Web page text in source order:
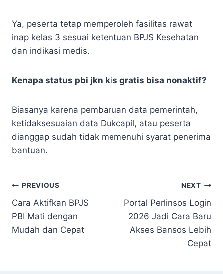
Ya, peserta tetap memperoleh fasilitas rawat
inap kelas 3 sesuai ketentuan BPJS Kesehatan
dan indikasi medis.
Kenapa status pbi jkn kis gratis bisa nonaktif?
Biasanya karena pembaruan data pemerintah,
ketidaksesuaian data Dukcapil, atau peserta
dianggap sudah tidak memenuhi syarat penerima
bantuan.
Navigasi
pos
PREVIOUS
Cara Aktifkan BPJS
PBI Mati dengan
Mudah dan Cepat
NEXT
Portal Perlinsos Login
2026 Jadi Cara Baru
Akses Bansos Lebih
Cepat